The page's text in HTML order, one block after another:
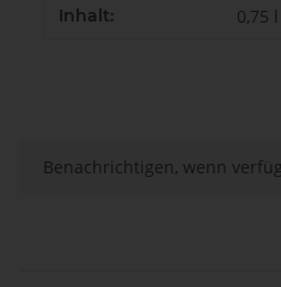
Inhalt: 0,75 l
Benachrichtigen, wenn